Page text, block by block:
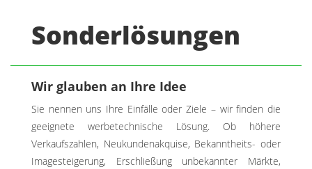
Sonderlösungen
Wir glauben an Ihre Idee
Sie nennen uns Ihre Einfälle oder Ziele – wir finden die
geeignete werbetechnische Lösung. Ob höhere
Verkaufszahlen, Neukundenakquise, Bekanntheits- oder
Imagesteigerung, Erschließung unbekannter Märkte,